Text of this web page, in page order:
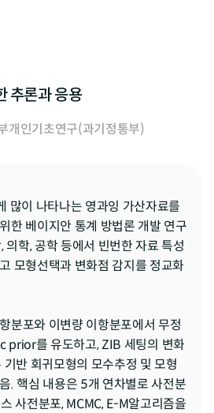
추론과 응용
개인기초연구(과기정통부)
많이 나타나는 영과잉 가산자료를
한 베이지안 통계 방법론 개발 연구
의학, 공학 등에서 빈번한 자료 특성
모형선택과 변화점 감지를 정교화
분포와 이변량 이항분포에서 무정
prior를 유도하고, ZIB 세팅의 변화
반 회귀모형의 모수추정 및 모형
. 핵심 내용은 5개 연차별로 사전분
사전분포, MCMC, E-M알고리즘을